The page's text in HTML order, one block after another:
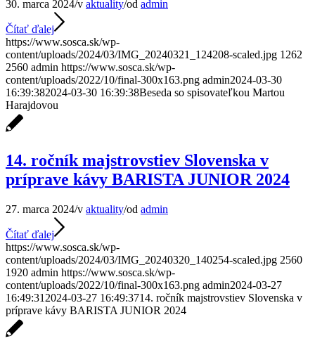
30. marca 2024/v aktuality/od admin
Čítať ďalej
https://www.sosca.sk/wp-
content/uploads/2024/03/IMG_20240321_124208-scaled.jpg 1262
2560 admin https://www.sosca.sk/wp-
content/uploads/2022/10/final-300x163.png admin2024-03-30
16:39:382024-03-30 16:39:38Beseda so spisovateľkou Martou
Harajdovou
14. ročník majstrovstiev Slovenska v
príprave kávy BARISTA JUNIOR 2024
27. marca 2024/v aktuality/od admin
Čítať ďalej
https://www.sosca.sk/wp-
content/uploads/2024/03/IMG_20240320_140254-scaled.jpg 2560
1920 admin https://www.sosca.sk/wp-
content/uploads/2022/10/final-300x163.png admin2024-03-27
16:49:31 2024-03-27 16:49:3714. ročník majstrovstiev Slovenska v
príprave kávy BARISTA JUNIOR 2024